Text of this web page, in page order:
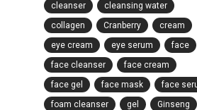
cleanser
cleansing water
collagen
Cranberry
cream
eye cream
eye serum
face
face cleanser
face cream
face gel
face mask
face
foam cleanser
gel
Ginseng